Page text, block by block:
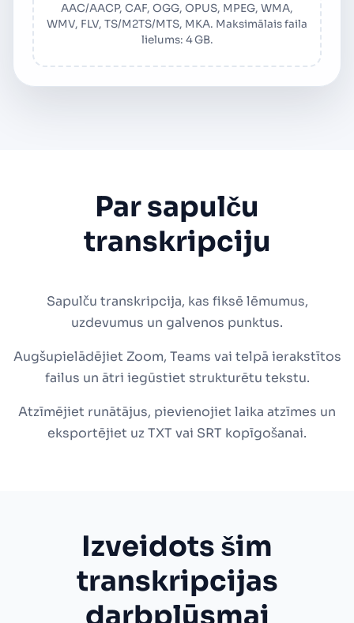
AAC/AACP, CAF, OGG, OPUS, MPEG, WMA,
WMV, FLV, TS/M2TS/MTS, MKA. Maksimālais faila
lielums: 4 GB.
Par sapulču
transkripciju
Sapulču transkripcija, kas fiksē lēmumus,
uzdevumus un galvenos punktus.
Augšupielādējiet Zoom, Teams vai telpā ierakstītos
failus un ātri iegūstiet strukturētu tekstu.
Atzīmējiet runātājus, pievienojiet laika atzīmes un
eksportējiet uz TXT vai SRT kopīgošanai.
Izveidots šim
transkripcijas
darbplūsmai